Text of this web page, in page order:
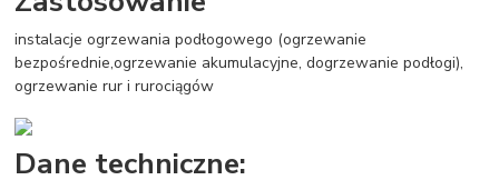
instalacje ogrzewania podłogowego (ogrzewanie
bezpośrednie,ogrzewanie akumulacyjne, dogrzewanie podłogi),
ogrzewanie rur i rurociągów
Dane techniczne: